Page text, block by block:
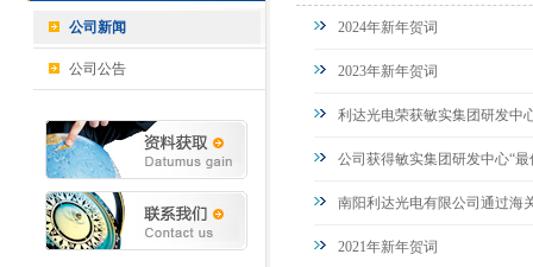
公司新闻
公司公告
2024年新年贺词
2023年新年贺词
利达光电荣获敏实集团研发中
公司获得敏实集团研发中心“
南阳利达光电有限公司通过海
2021年新年贺词